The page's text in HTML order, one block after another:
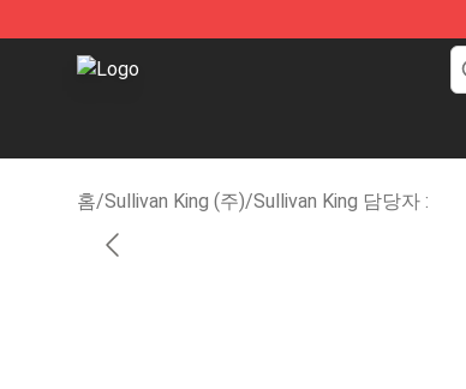
Sullivan King Shop - Official Sullivan King
홈/Sullivan King (주)/Sullivan King 담당자 :